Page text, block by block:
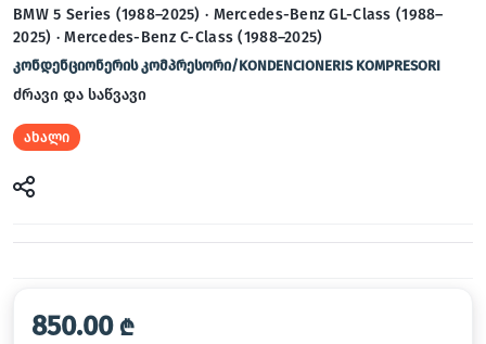
BMW 5 Series (1988–2025) · Mercedes-Benz GL-Class (1988–
2025) · Mercedes-Benz C-Class (1988–2025)
კონდენციონერის კომპრესორი/KONDENCIONERIS KOMPRESORI
ძრავი და საწვავი
ახალი
850.00 ₾